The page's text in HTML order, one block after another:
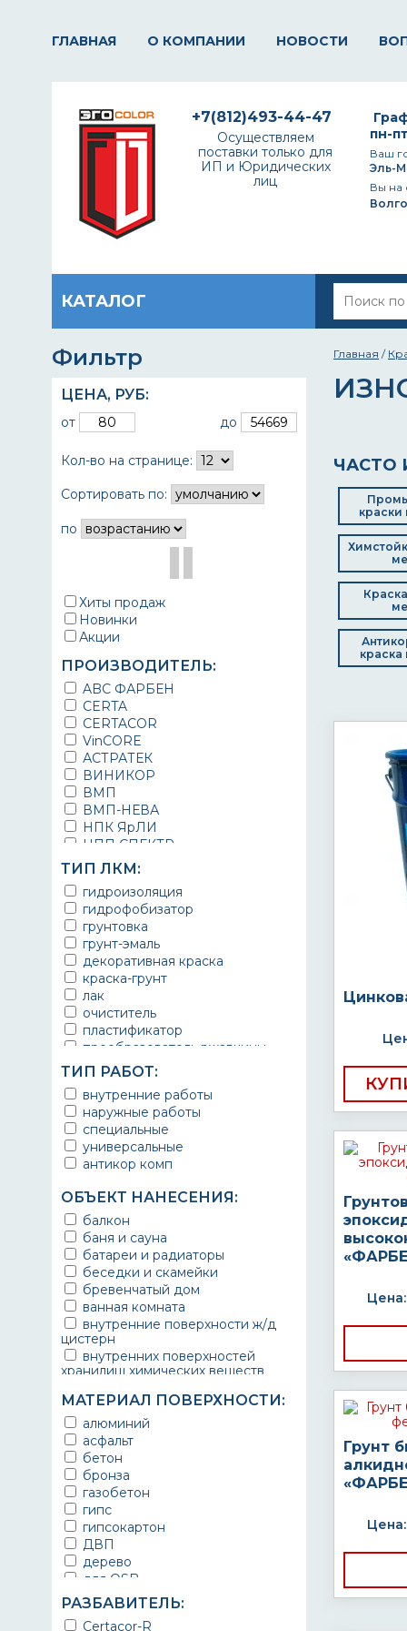
ГЛАВНАЯ О КОМПАНИИ НОВОСТИ
пн-
Ваш
Эль-
Вы на
+7(812)493-44-47
Осуществляем
поставки только для
ИП и Юридических
лиц
КАТАЛОГ
Фильтр
ЦЕНА, РУБ:
от до
Кол-во на странице:
Сортировать по:
по
Хиты продаж
Новинки
Акции
ПРОИЗВОДИТЕЛЬ:
ABC ФАРБЕН
CERTA
CERTACOR
VinCORE
АСТРАТЕК
ВИНИКОР
ВМП
ВМП-НЕВА
НПК ЯрЛИ
НПП СПЕКТР
НПФ ЭМАЛЬ
ТЕРМА
УРЕПЛЕН
ТИП ЛКМ:
гидроизоляция
гидрофобизатор
грунтовка
грунт-эмаль
декоративная краска
краска-грунт
лак
очиститель
пластификатор
преобразователь ржавчины
эмаль
Краска
Покрытие
грунт эмаль
защитное покрытие
ТИП РАБОТ:
внутренние работы
наружные работы
специальные
универсальные
антикор комп
ОБЪЕКТ НАНЕСЕНИЯ:
балкон
баня и сауна
батареи и радиаторы
беседки и скамейки
бревенчатый дом
ванная комната
внутренние поверхности ж/д
цистерн
внутренних поверхностей
хранилищ химических веществ
ворота
выхлопные системы
автомобилей
газопроводы
гараж
гидротехнические сооружения
городской транспорт
грузовые вагоны
двери металлические
детали двигателей
детали машин
для автомобилей
для бассейна
МАТЕРИАЛ ПОВЕРХНОСТИ:
алюминий
асфальт
бетон
бронза
газобетон
гипс
гипсокартон
ДВП
дерево
для OSB
для бетона
для гипса
РАЗБАВИТЕЛЬ:
Certacor-R
Главная /
ЧАСТО
краски
краска
Цена:
Грунт
Цена: